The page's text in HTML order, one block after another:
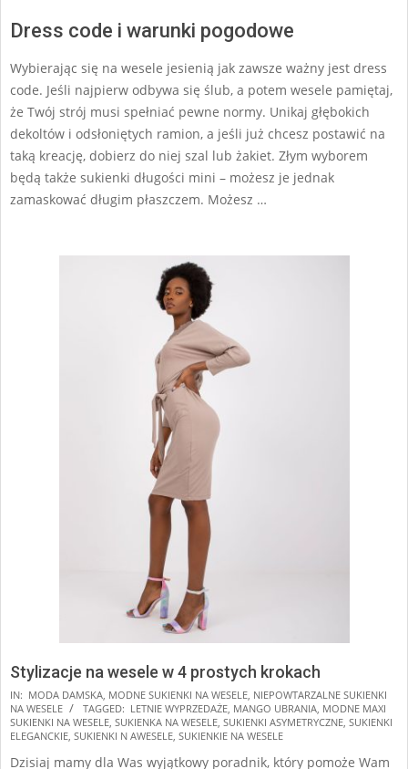
Dress code i warunki pogodowe
Wybierając się na wesele jesienią jak zawsze ważny jest dress
code. Jeśli najpierw odbywa się ślub, a potem wesele pamiętaj,
że Twój strój musi spełniać pewne normy. Unikaj głębokich
dekoltów i odsłoniętych ramion, a jeśli już chcesz postawić na
taką kreację, dobierz do niej szal lub żakiet. Złym wyborem
będą także sukienki długości mini – możesz je jednak
zamaskować długim płaszczem. Możesz …
Stylizacje na wesele w 4 prostych krokach
2024-
04-
26
IN: MODA DAMSKA, MODNE SUKIENKI NA WESELE, NIEPOWTARZALNE SUKIENKI
NA WESELE
TAGGED: LETNIE WYPRZEDAŻE, MANGO UBRANIA, MODNE MAXI
SUKIENKI NA WESELE, SUKIENKA NA WESELE, SUKIENKI ASYMETRYCZNE, SUKIENKI
ELEGANCKIE, SUKIENKI N AWESELE, SUKIENKIE NA WESELE
Dzisiaj mamy dla Was wyjątkowy poradnik, który pomoże Wam